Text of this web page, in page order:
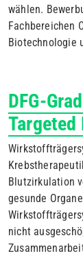
wählen.
Fachbereichen
Biotechnologie
DFG-
Targeted
Blutzirkulation
gesunde
nicht